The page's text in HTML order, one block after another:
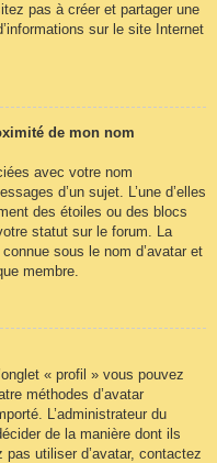
pas à créer et partager une
sur le site Internet
de mon nom
avec votre nom
d’un sujet. L’une d’elles
des étoiles ou des blocs
statut sur le forum. La
sous le nom d’avatar et
membre.
« profil » vous pouvez
méthodes d’avatar
L’administrateur du
de la manière dont ils
utiliser d’avatar, contactez